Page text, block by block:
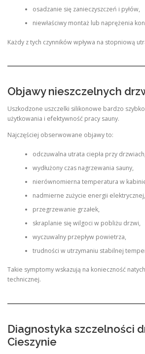
osadzanie się zanieczyszczeń i pyłów,
niewłaściwy montaż lub naprężenia
Każdy z tych czynników wpływa na stopniową
Objawy nieszczelnych
Uszkodzone uszczelki silikonowe bardzo
użytkowania i efektywność pracy sauny.
Najczęściej obserwowane objawy to:
odczuwalna utrata ciepła przy drzwiach,
wydłużony czas nagrzewania sauny,
nierównomierna temperatura w
nadmierne zużycie energii elektrycznej,
przegrzewanie grzałek,
skraplanie się wilgoci w pobliżu drzwi,
wyczuwalny przepływ powietrza,
trudności w utrzymaniu stabilnej
Takie symptomy wskazują na konieczność
technicznej.
Diagnostyka szczelności
Cieszynie